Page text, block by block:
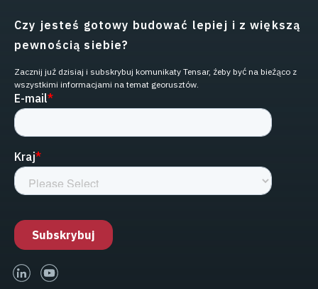
Czy jesteś gotowy budować lepiej i z większą
pewnością siebie?
Zacznij już dzisiaj i subskrybuj komunikaty Tensar, żeby być na bieżąco z
wszystkimi informacjami na temat georusztów.
linked-inyoutube